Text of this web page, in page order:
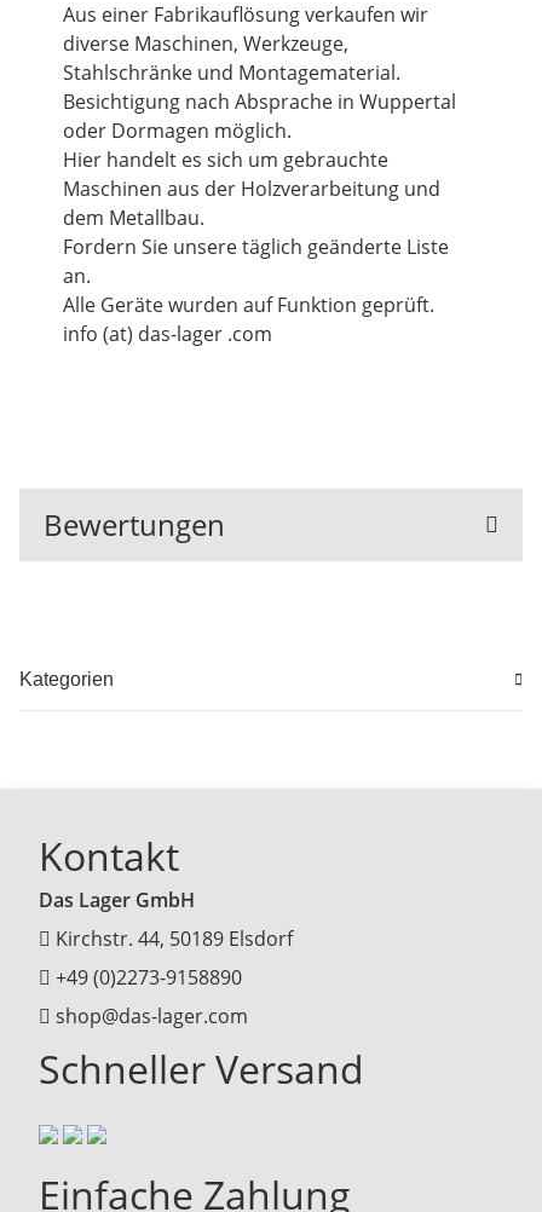
Aus einer Fabrikauflösung verkaufen wir
diverse Maschinen, Werkzeuge,
Stahlschränke und Montagematerial.
Besichtigung nach Absprache in Wuppertal
oder Dormagen möglich.
Hier handelt es sich um gebrauchte
Maschinen aus der Holzverarbeitung und
dem Metallbau.
Fordern Sie unsere täglich geänderte Liste
an.
Alle Geräte wurden auf Funktion geprüft.
info (at) das-lager .com
Bewertungen
Kategorien
Kontakt
Das Lager GmbH
Kirchstr. 44, 50189 Elsdorf
+49 (0)2273-9158890
shop@das-lager.com
Schneller Versand
Einfache Zahlung